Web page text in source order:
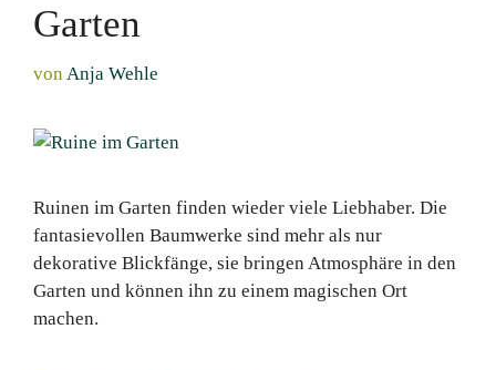
Garten
von Anja Wehle
Ruinen im Garten finden wieder viele Liebhaber. Die
fantasievollen Baumwerke sind mehr als nur
dekorative Blickfänge, sie bringen Atmosphäre in den
Garten und können ihn zu einem magischen Ort
machen.